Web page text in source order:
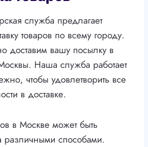
служба предлагает
товаров по всему городу.
доставим вашу посылку в
Наша служба работает
чтобы удовлетворить все
в доставке.
в Москве может быть
различными способами.